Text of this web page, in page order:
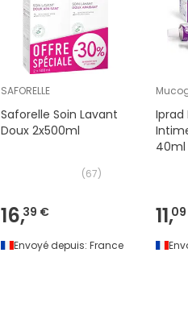
SAFORELLE
Saforelle Soin Lavant
Doux 2x500ml
(67)
16,39 €
Envoyé depuis: France
Iprad
40ml
11,